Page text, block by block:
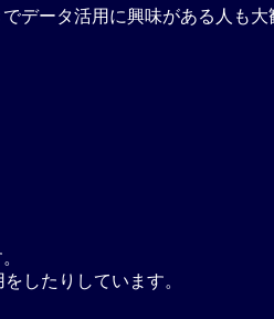
データ活用に興味がある人も大
したりしています。